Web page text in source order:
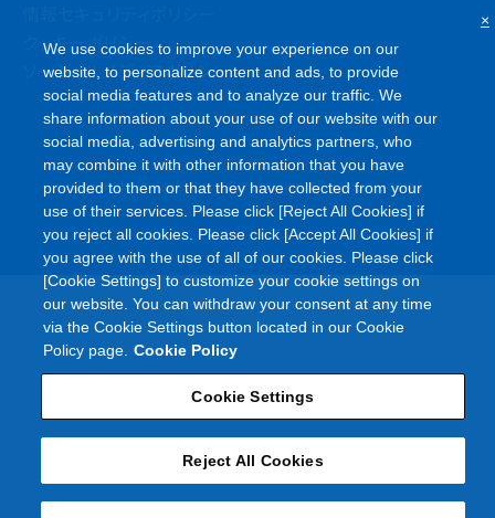
クッキーポリシー
ソーシャルメディアポリシー
Copyright Asahi Kasei Corporation. All rights reserved
We use cookies to improve your experience on our
website, to personalize content and ads, to provide
social media features and to analyze our traffic. We
share information about your use of our website with our
social media, advertising and analytics partners, who
may combine it with other information that you have
provided to them or that they have collected from your
use of their services. Please click [Reject All Cookies] if
you reject all cookies. Please click [Accept All Cookies] if
you agree with the use of all of our cookies. Please click
[Cookie Settings] to customize your cookie settings on
our website. You can withdraw your consent at any time
via the Cookie Settings button located in our Cookie
Policy page. Cookie Policy
Cookie Settings
Reject All Cookies
×